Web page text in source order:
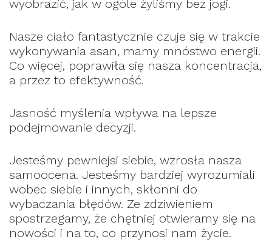
wyobrazić, jak w ogóle żyliśmy bez jogi.
Nasze ciało fantastycznie czuje się w trakcie
wykonywania asan, mamy mnóstwo energii.
Co więcej, poprawiła się nasza koncentracja,
a przez to efektywność.
Jasność myślenia wpływa na lepsze
podejmowanie decyzji.
Jesteśmy pewniejsi siebie, wzrosła nasza
samoocena. Jesteśmy bardziej wyrozumiali
wobec siebie i innych, skłonni do
wybaczania błędów. Ze zdziwieniem
spostrzegamy, że chętniej otwieramy się na
nowości i na to, co przynosi nam życie.